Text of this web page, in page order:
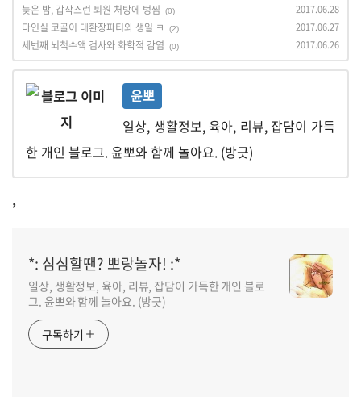
늦은 밤, 갑작스런 퇴원 처방에 벙찜 (0) 2017.06.28
다인실 코골이 대환장파티와 생일 ㅋ (2) 2017.06.27
세번째 뇌척수액 검사와 화학적 감염 (0) 2017.06.26
윤뽀
일상, 생활정보, 육아, 리뷰, 잡담이 가득
한 개인 블로그. 윤뽀와 함께 놀아요. (방긋)
,
*: 심심할땐? 뽀랑놀자! :*
일상, 생활정보, 육아, 리뷰, 잡담이 가득한 개인 블로
그. 윤뽀와 함께 놀아요. (방긋)
구독하기